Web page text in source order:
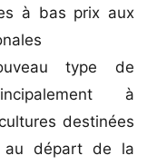
à bas prix aux
type de
à
destinées
au départ de la